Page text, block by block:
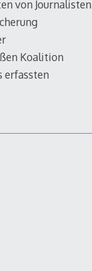
von Journalisten
Koalition
erfassten